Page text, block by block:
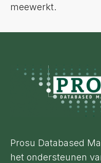
meewerkt.
Footer
Prosu Databased
het ondersteunen